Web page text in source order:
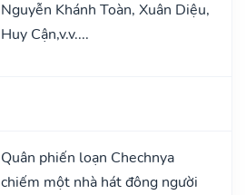
Nguyễn Khánh Toàn, Xuân Diệu,
Huy Cận,v.v....
Quân phiến loạn Chechnya
chiếm một nhà hát đông người